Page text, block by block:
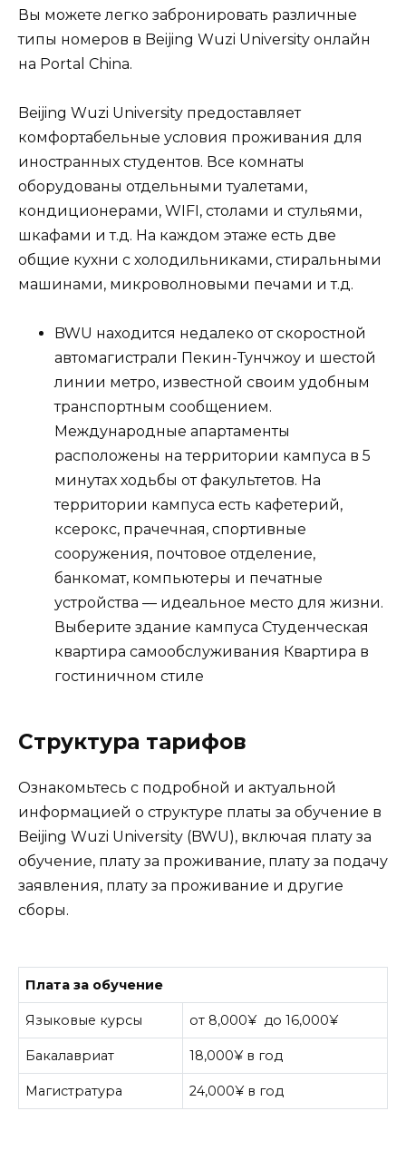
Вы можете легко забронировать различные
типы номеров в Beijing Wuzi University онлайн
на Portal China.
Beijing Wuzi University предоставляет
комфортабельные условия проживания для
иностранных студентов. Все комнаты
оборудованы отдельными туалетами,
кондиционерами, WIFI, столами и стульями,
шкафами и т.д. На каждом этаже есть две
общие кухни с холодильниками, стиральными
машинами, микроволновыми печами и т.д.
BWU находится недалеко от скоростной
автомагистрали Пекин-Тунчжоу и шестой
линии метро, известной своим удобным
транспортным сообщением.
Международные апартаменты
расположены на территории кампуса в 5
минутах ходьбы от факультетов. На
территории кампуса есть кафетерий,
ксерокс, прачечная, спортивные
сооружения, почтовое отделение,
банкомат, компьютеры и печатные
устройства — идеальное место для жизни.
Выберите здание кампуса Студенческая
квартира самообслуживания Квартира в
гостиничном стиле
Структура тарифов
Ознакомьтесь с подробной и актуальной
информацией о структуре платы за обучение в
Beijing Wuzi University (BWU), включая плату за
обучение, плату за проживание, плату за подачу
заявления, плату за проживание и другие
сборы.
Плата за обучение
Языковые курсы от 8,000¥ до 16,000¥
Бакалавриат 18,000¥ в год
Магистратура 24,000¥ в год